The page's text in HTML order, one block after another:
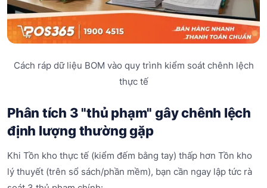
Cách ráp dữ liệu BOM vào quy trình kiểm soát chênh lệch
thực tế
Phân tích 3 "thủ phạm" gây chênh lệch
định lượng thường gặp
Khi Tồn kho thực tế (kiểm đếm bằng tay) thấp hơn Tồn kho
lý thuyết (trên sổ sách/phần mềm), bạn cần ngay lập tức rà